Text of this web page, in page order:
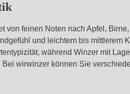
von feinen Noten nach Apfel,
und leichtem bis mittlerem
während Winzer mit
wirwinzer können Sie